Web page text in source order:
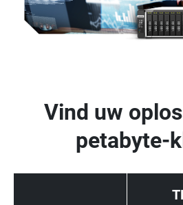
Vind uw
petabyte-